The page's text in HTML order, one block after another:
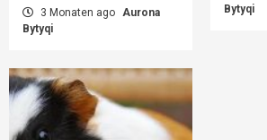
3 Monaten ago Aurona
Bytyqi
Bytyqi